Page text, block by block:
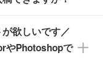
。
ます。
。 などのデ
ンを作成した
欲しいです／
やPhotoshopで